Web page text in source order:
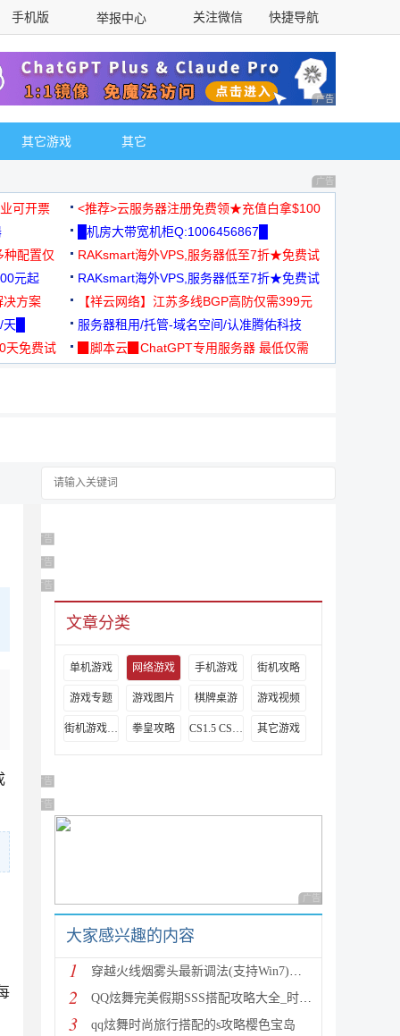
手机版 举报中心 关注微信 快捷导航
广告 商业广告，理
其它游戏 其它
广告 商业广告，理
可开票
<推荐>云服务器注册免费领★充值白拿$100
█机房大带宽机柜Q:1006456867█
种配置仅
RAKsmart海外VPS,服务器低至7折★免费试
用★
元起
RAKsmart海外VPS,服务器低至7折★免费试
用★
决方案
【祥云网络】江苏多线BGP高防仅需399元
█
服务器租用/托管-域名空间/认准腾佑科技
免费试
▉脚本云▉ChatGPT专用服务器 最低仅需
广告 商业广告，理性选择
广告 商业广告，理性选择
广告 商业广告，理性选择
文章分类
单机游戏 网络游戏 手机游戏 街机攻略
游戏专题 游戏图片 棋牌桌游 游戏视频
街机游戏出招表 拳皇攻略 CS1.5 CS1.6攻略 其它游戏
广告 商业广告，理性选择
广告 商业广告，理性选择
广告 商业广告，理性
大家感兴趣的内容
1 穿越火线烟雾头最新调法(支持Win7)图文攻略
2 QQ炫舞完美假期SSS搭配攻略大全_时尚旅行完美假期1-15
3 qq炫舞时尚旅行搭配的s攻略樱色宝岛